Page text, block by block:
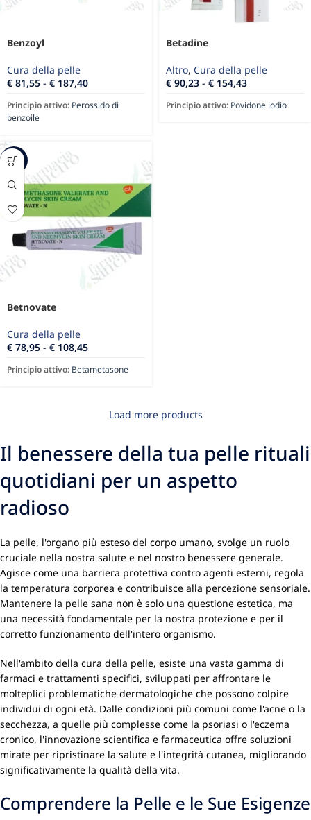
Benzoyl
Cura della pelle
€ 81,55 - € 187,40
Principio attivo: Perossido di
benzoile
Betadine
Altro, Cura della pelle
€ 90,23 - € 154,43
Principio attivo: Povidone iodio
-4%
Betnovate
Cura della pelle
€ 78,95 - € 108,45
Principio attivo: Betametasone
Load more products
Il benessere della tua pelle rituali
quotidiani per un aspetto
radioso
La pelle, l'organo più esteso del corpo umano, svolge un ruolo
cruciale nella nostra salute e nel nostro benessere generale.
Agisce come una barriera protettiva contro agenti esterni, regola
la temperatura corporea e contribuisce alla percezione sensoriale.
Mantenere la pelle sana non è solo una questione estetica, ma
una necessità fondamentale per la nostra protezione e per il
corretto funzionamento dell'intero organismo.
Nell'ambito della cura della pelle, esiste una vasta gamma di
farmaci e trattamenti specifici, sviluppati per affrontare le
molteplici problematiche dermatologiche che possono colpire
individui di ogni età. Dalle condizioni più comuni come l'acne o la
secchezza, a quelle più complesse come la psoriasi o l'eczema
cronico, l'innovazione scientifica e farmaceutica offre soluzioni
mirate per ripristinare la salute e l'integrità cutanea, migliorando
significativamente la qualità della vita.
Comprendere la Pelle e le Sue Esigenze